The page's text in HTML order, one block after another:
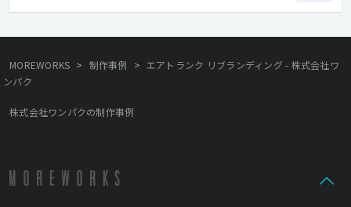
MOREWORKS > 制作事例 > エアトランク リブランディング - 株式会社ワ
ンパク
株式会社ワンパクの制作事例